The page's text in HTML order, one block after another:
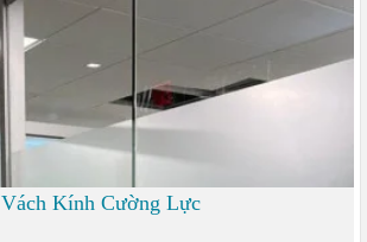
Vách Kính Cường Lực